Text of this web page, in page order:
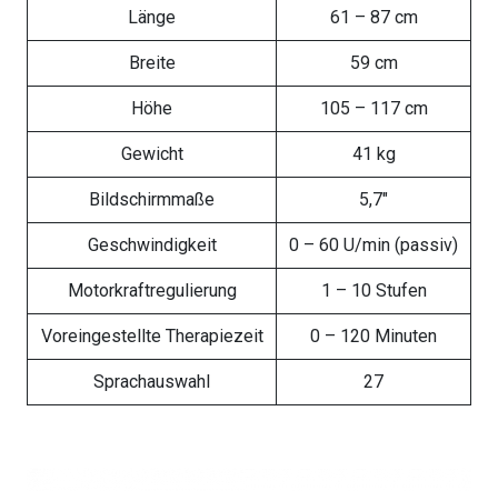
Länge 61 – 87 cm
Breite 59 cm
Höhe 105 – 117 cm
Gewicht 41 kg
Bildschirmmaße 5,7″
Geschwindigkeit 0 – 60 U/min (passiv)
Motorkraftregulierung 1 – 10 Stufen
Voreingestellte Therapiezeit 0 – 120 Minuten
Sprachauswahl 27